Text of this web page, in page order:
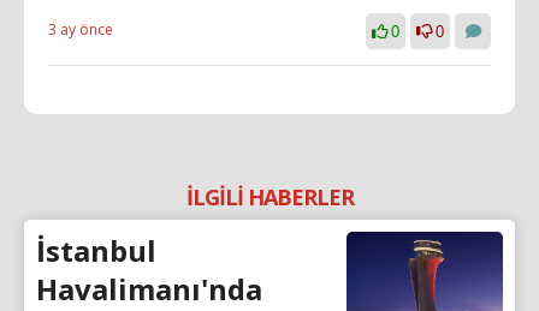
3 ay önce 0 0
İLGİLİ HABERLER
İstanbul
Havalimanı'nda